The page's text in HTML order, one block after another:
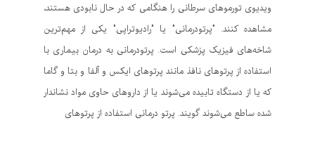
ویدیوی تورموهای سرطانی را هنگامی که در حال نابودی هستند،
مشاهده کنند. "پرتودرمانی" یا "رادیوتراپی" یکی از مهم‌ترین
شاخه‌های فیزیک پزشکی است. پرتودرمانی به درمان بیماری با
استفاده از پرتوهای نافذ مانند پرتوهای ایکس و آلفا و بتا و گاما
که یا از دستگاه تابیده می‌شوند یا از داروهای حاوی مواد نشاندار
شده ساطع می‌شوند گویند. پرتو درمانی استفاده از پرتوهای